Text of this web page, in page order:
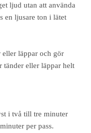
ljud utan att använda
en ljusare ton i lätet
eller läppar och gör
tänder eller läppar helt
i två till tre minuter
per pass.